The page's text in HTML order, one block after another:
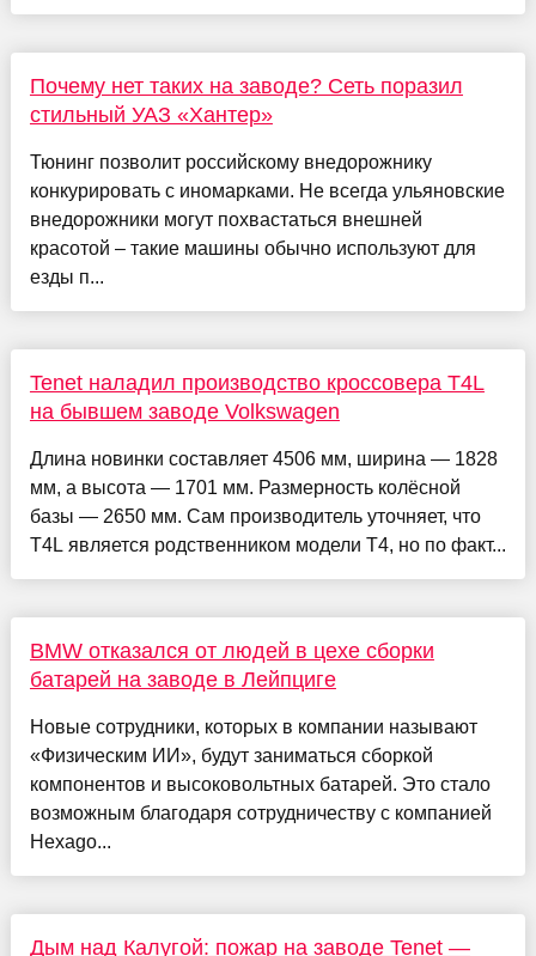
Почему нет таких на заводе? Сеть поразил
стильный УАЗ «Хантер»
Тюнинг позволит российскому внедорожнику
конкурировать с иномарками. Не всегда ульяновские
внедорожники могут похвастаться внешней
красотой – такие машины обычно используют для
езды п...
Tenet наладил производство кроссовера T4L
на бывшем заводе Volkswagen
Длина новинки составляет 4506 мм, ширина — 1828
мм, а высота — 1701 мм. Размерность колёсной
базы — 2650 мм. Сам производитель уточняет, что
T4L является родственником модели T4, но по факт...
BMW отказался от людей в цехе сборки
батарей на заводе в Лейпциге
Новые сотрудники, которых в компании называют
«Физическим ИИ», будут заниматься сборкой
компонентов и высоковольтных батарей. Это стало
возможным благодаря сотрудничеству с компанией
Hexago...
Дым над Калугой: пожар на заводе Tenet —